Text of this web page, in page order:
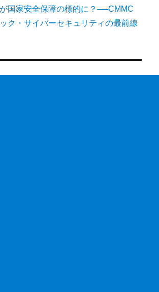
国家安全保障の標的に？──CMMC
ク・サイバーセキュリティの最前線